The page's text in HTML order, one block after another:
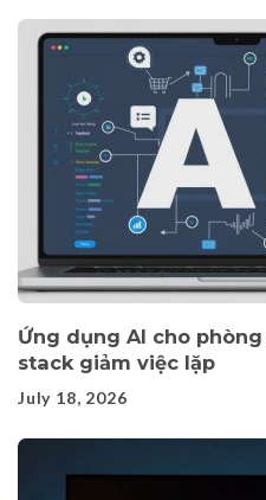
Ứng dụng AI cho
stack giảm việc lặp
July 18, 2026